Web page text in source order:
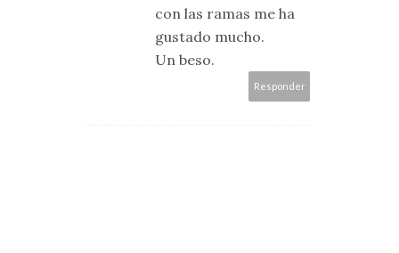
con las ramas me ha
gustado mucho.
Un beso.
Responder